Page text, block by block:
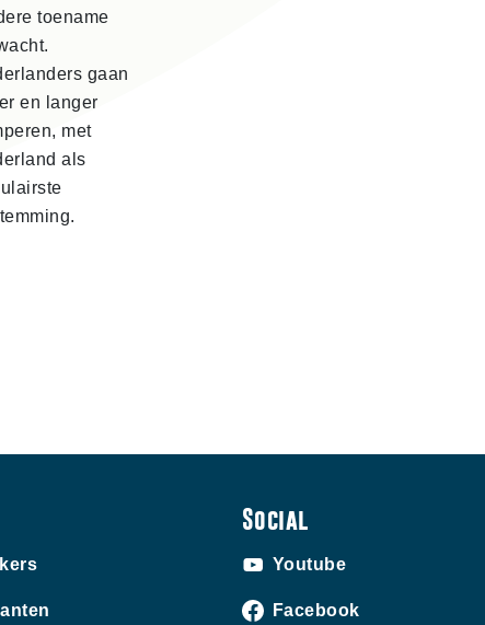
toename
gaan
en langer
met
als
Social
Youtube
Facebook